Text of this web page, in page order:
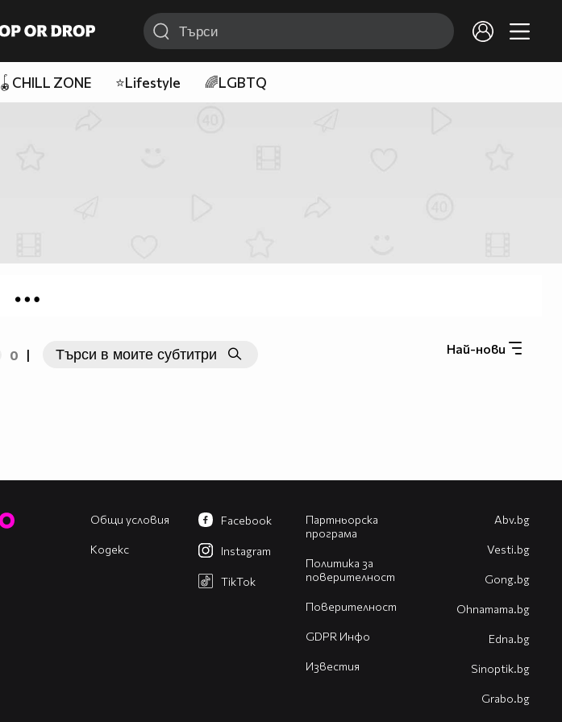
🪀CHILL ZONE ⭐Lifestyle 🌈LGBTQ
0 | Най-нови
Общи условия
Кодекс
Партньорска
програма
Политика за
поверителност
Поверителност
GDPR Инфо
Известия
Facebook
Instagram
TikTok
Abv.bg
Vesti.bg
Gong.bg
Оhnamama.bg
Edna.bg
Sinoptik.bg
Grabo.bg